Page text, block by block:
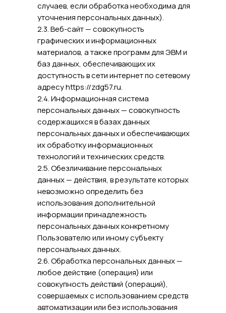
случаев, если обработка необходима для
уточнения персональных данных).
2.3. Веб-сайт — совокупность
графических и информационных
материалов, а также программ для ЭВМ и
баз данных, обеспечивающих их
доступность в сети интернет по сетевому
адресу https://zdg57.ru.
2.4. Информационная система
персональных данных — совокупность
содержащихся в базах данных
персональных данных и обеспечивающих
их обработку информационных
технологий и технических средств.
2.5. Обезличивание персональных
данных — действия, в результате которых
невозможно определить без
использования дополнительной
информации принадлежность
персональных данных конкретному
Пользователю или иному субъекту
персональных данных.
2.6. Обработка персональных данных —
любое действие (операция) или
совокупность действий (операций),
совершаемых с использованием средств
автоматизации или без использования